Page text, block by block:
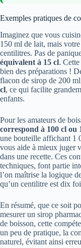
Exemples pratiques de
Imaginez que vous
150 ml de lait, mais
centilitres. Pas de
équivalent à 15 cl.
bien des préparations !
flacon de sirop de 200
cl, ce qui facilite
enfants.
Pour les amateurs de
correspond à 100 cl ou
une bouteille affichant 1
vous aide à mieux juger
dans une recette. Ces
techniques, font partie
l’on maîtrise la logique
qu’un centilitre est dix
En résumé, que ce soit
mesurer un sirop
de boisson, cette
un peu de pratique, la
naturel, évitant ainsi